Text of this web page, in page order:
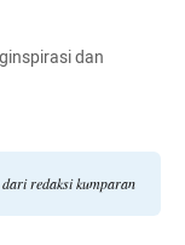
dan
redaksi kumparan